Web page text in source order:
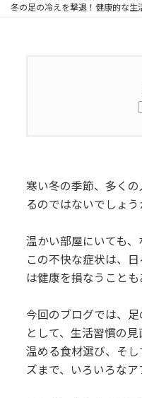
冬の足の冷えを撃退！健康的な生
2.家庭で実践！
るエクササイズ
体の中から足
ピ
4.まとめ
寒い冬の季節、多く
るのではないでしょう
温かい部屋にいても
この不快な症状は、
は健康を損なうことも
今回のブログでは、
として、生活習慣の
温める食材選び、そ
ズまで、いろいろなア